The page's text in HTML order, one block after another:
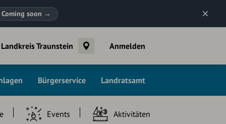
Coming soon →
Landkreis Traunstein Anmelden
Bürgerservice Landratsamt
Events Aktivitäten